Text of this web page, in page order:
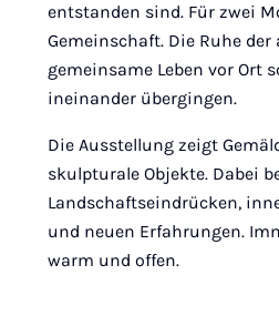
entstanden sind. Für zwei
Gemeinschaft. Die Ruhe
gemeinsame Leben vor Ort
ineinander übergingen.
Die Ausstellung zeigt
skulpturale Objekte. Dabei
Landschaftseindrücken,
und neuen Erfahrungen.
warm und offen.